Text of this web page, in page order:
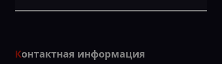
Контактная информация